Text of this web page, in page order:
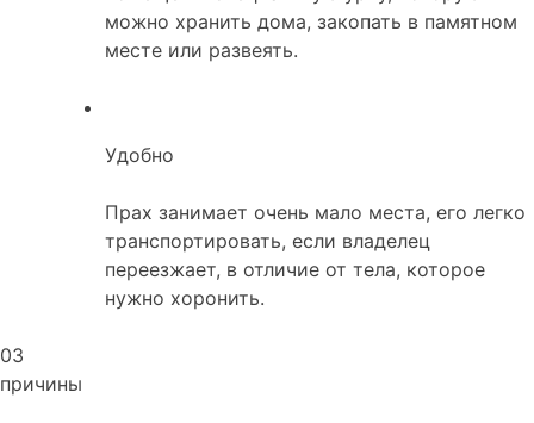
можно хранить дома, закопать в памятном
месте или развеять.
Удобно
Прах занимает очень мало места, его легко
транспортировать, если владелец
переезжает, в отличие от тела, которое
нужно хоронить.
03
причины